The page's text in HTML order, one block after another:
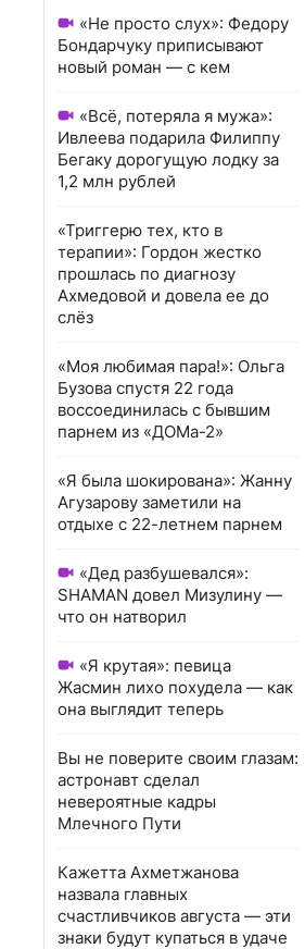
«Не просто слух»: Федору
Бондарчуку приписывают
новый роман — с кем
«Всё, потеряла я мужа»:
Ивлеева подарила Филиппу
Бегаку дорогущую лодку за
1,2 млн рублей
«Триггерю тех, кто в
терапии»: Гордон жестко
прошлась по диагнозу
Ахмедовой и довела ее до
слёз
«Моя любимая пара!»: Ольга
Бузова спустя 22 года
воссоединилась с бывшим
парнем из «ДОМа-2»
«Я была шокирована»: Жанну
Агузарову заметили на
отдыхе с 22-летнем парнем
«Дед разбушевался»:
SHAMAN довел Мизулину —
что он натворил
«Я крутая»: певица
Жасмин лихо похудела — как
она выглядит теперь
Вы не поверите своим глазам:
астронавт сделал
невероятные кадры
Млечного Пути
Кажетта Ахметжанова
назвала главных
счастливчиков августа — эти
знаки будут купаться в удаче